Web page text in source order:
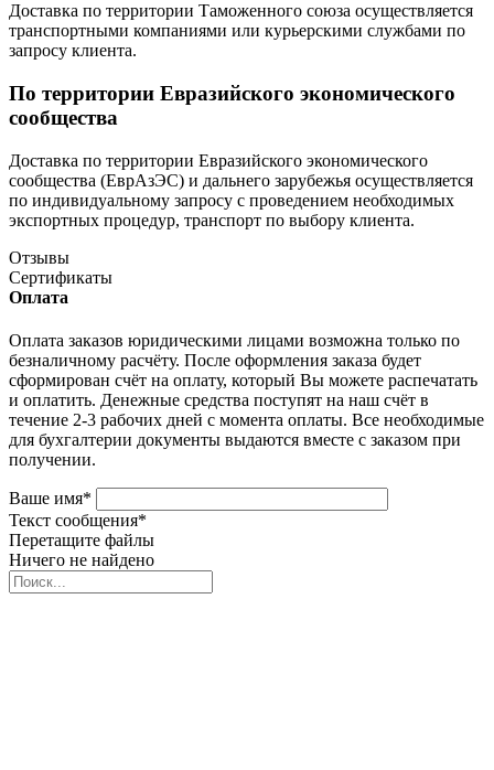
Доставка по территории Таможенного союза осуществляется
транспортными компаниями или курьерскими службами по
запросу клиента.
По территории Евразийского экономического
сообщества
Доставка по территории Евразийского экономического
сообщества (ЕврАзЭС) и дальнего зарубежья осуществляется
по индивидуальному запросу с проведением необходимых
экспортных процедур, транспорт по выбору клиента.
Отзывы
Сертификаты
Оплата
Оплата заказов юридическими лицами возможна только по
безналичному расчёту. После оформления заказа будет
сформирован счёт на оплату, который Вы можете распечатать
и оплатить. Денежные средства поступят на наш счёт в
течение 2-3 рабочих дней с момента оплаты. Все необходимые
для бухгалтерии документы выдаются вместе с заказом при
получении.
Ваше имя*
Текст сообщения*
Перетащите файлы
Ничего не найдено